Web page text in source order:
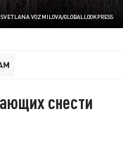
VOZMILOVA/GLOBALLOOKPRESS
снести